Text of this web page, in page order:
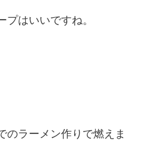
プはいいですね。
のラーメン作りで燃えま